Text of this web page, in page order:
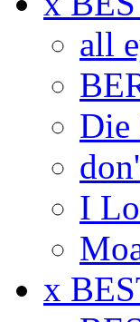
all
Die
I
x